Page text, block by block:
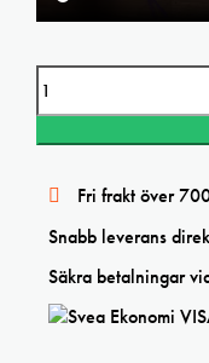
Fri frakt över
Snabb leverans
Säkra betalningar